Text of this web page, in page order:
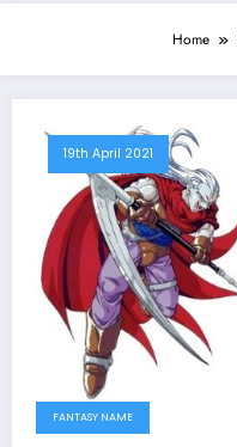
Home
19th April 2021
FANTASY NAME